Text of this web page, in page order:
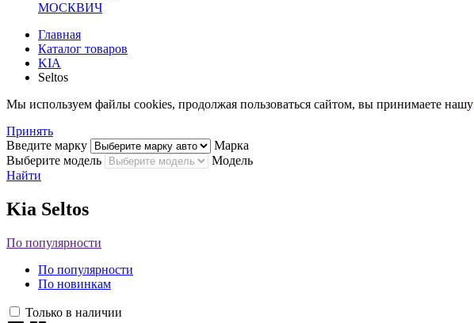
МОСКВИЧ
Главная
Каталог товаров
KIA
Seltos
Мы используем файлы cookies, продолжая пользоваться сайтом, вы принимаете нашу
Принять
Введите марку
Марка
Выберите модель
Модель
Найти
Kia Seltos
По популярности
По популярности
По новинкам
Только в наличии